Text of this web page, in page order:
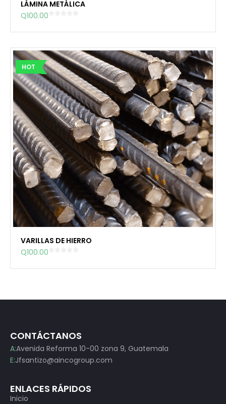
LÁMINA METÁLICA
Q100.00
HOT
VARILLAS DE HIERRO
Q100.00
CONTÁCTANOS
A:Avenida Reforma 10-00 zona 9, Guatemala
E:Jfsantizo@aincogroup.com
ENLACES RÁPIDOS
Inicio